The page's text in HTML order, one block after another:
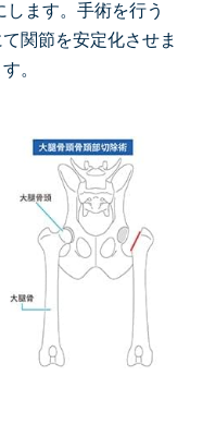
ます。手術を行う
関節を安定化させま
。